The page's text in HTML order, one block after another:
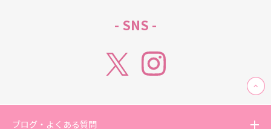
- SNS -
ブログ・よくある質問